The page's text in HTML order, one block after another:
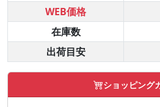
WEB価格
在庫数
出荷目安
ショッピング